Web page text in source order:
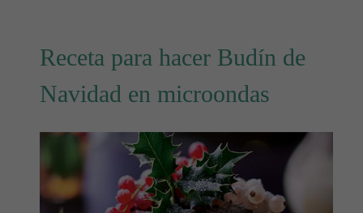
Receta para hacer Budín de
Navidad en microondas